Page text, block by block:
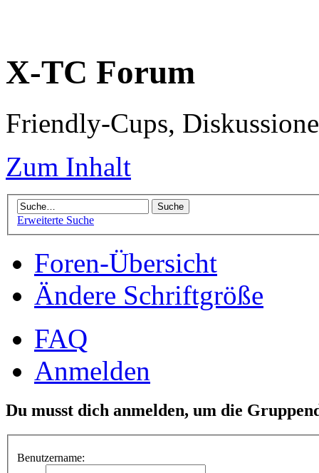
X-TC Forum
Friendly-Cups,
Zum Inhalt
Erweiterte Suche
Foren-Übersicht
Ändere Schriftgröße
FAQ
Anmelden
Du musst dich anmelden, um die
Benutzername: